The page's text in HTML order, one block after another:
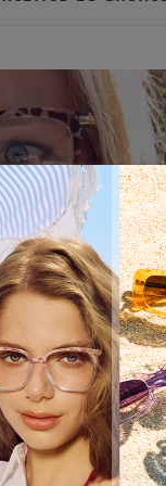
Ancho
Bisagra